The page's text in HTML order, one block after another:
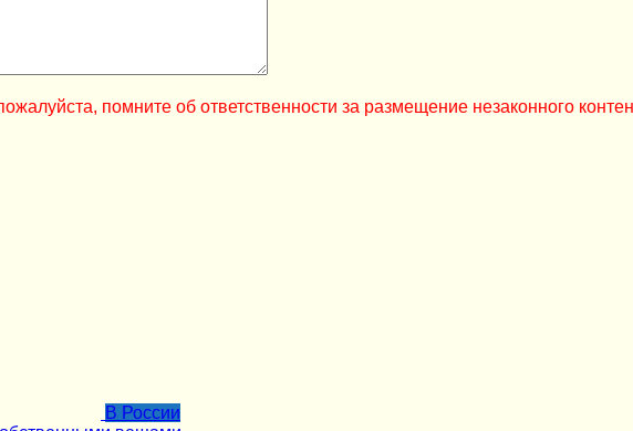
помните об ответственности за размещение незаконного
В России